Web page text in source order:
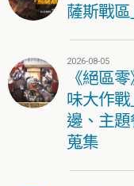
薩斯戰
2026-08-05
《絕區
味大作
邊、主
蒐集